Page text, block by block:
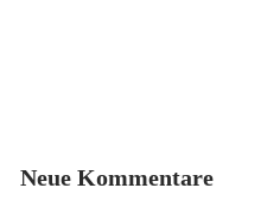
Neue Kommentare